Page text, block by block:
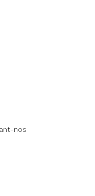
nos